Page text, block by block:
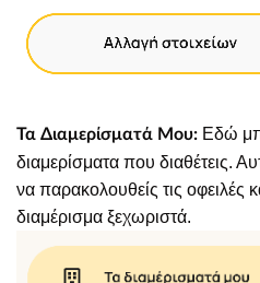
Τα Διαμερίσματά Μου: Εδώ
διαμερίσματα που διαθέτεις.
να παρακολουθείς τις οφειλές
διαμέρισμα ξεχωριστά.